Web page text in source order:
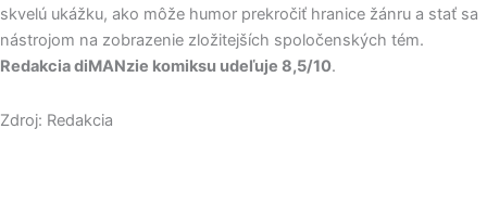
skvelú ukážku, ako môže humor prekročiť hranice žánru a stať sa
nástrojom na zobrazenie zložitejších spoločenských tém.
Redakcia diMANzie komiksu udeľuje 8,5/10.
Zdroj: Redakcia